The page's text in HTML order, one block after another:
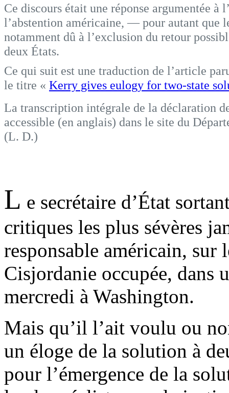
Ce discours était une réponse argumentée
l’abstention américaine, — pour autant que
notamment dû à l’exclusion du retour
deux États.
Ce qui suit est une traduction de l’article
le titre « Kerry gives eulogy for two-state
La transcription intégrale de la déclaration
accessible (en anglais) dans le site du
(L. D.)
L e secrétaire d’État
critiques les plus sévères
responsable américain, sur
Cisjordanie occupée, dans
mercredi à Washington.
Mais qu’il l’ait voulu ou
un éloge de la solution à
pour l’émergence de la